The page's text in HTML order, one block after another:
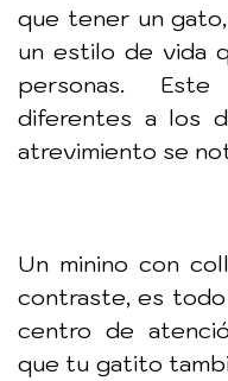
que tener un
un estilo de vida
personas.
diferentes a los
atrevimiento se
Un minino con
contraste, es
centro de
que tu gatito